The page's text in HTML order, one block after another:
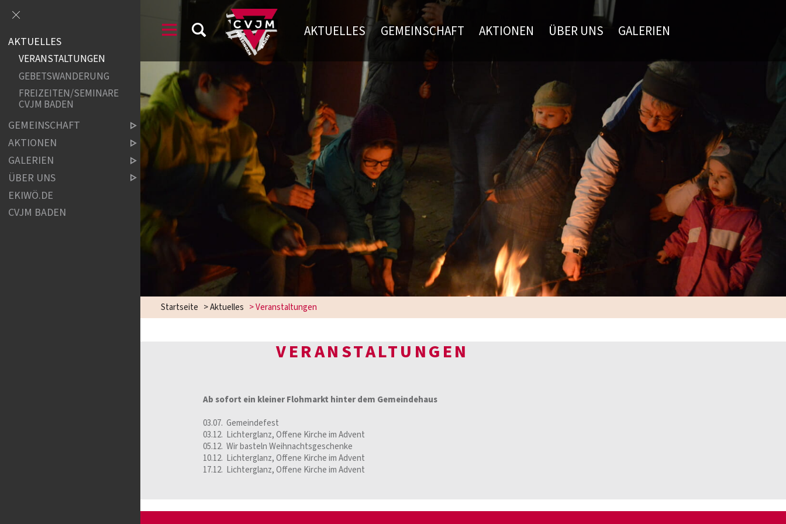
AKTUELLES GEMEINSCHAFT AKTIONEN ÜBER UNS GALERIEN
Startseite >Aktuelles >Veranstaltungen
VERANSTALTUNGEN
Ab sofort ein kleiner Flohmarkt hinter dem Gemeindehaus
03.07. Gemeindefest
03.12. Lichterglanz, Offene Kirche im Advent
05.12. Wir basteln Weihnachtsgeschenke
10.12. Lichterglanz, Offene Kirche im Advent
17.12. Lichterglanz, Offene Kirche im Advent
AKTUELLES
VERANSTALTUNGEN
GEBETSWANDERUNG
FREIZEITEN/SEMINARE
CVJM BADEN
GEMEINSCHAFT
AKTIONEN
GALERIEN
ÜBER UNS
EKIWÖ.DE
CVJM BADEN